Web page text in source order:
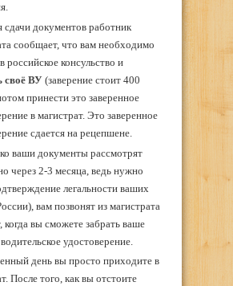
сдачи документов работник
сообщает, что вам необходимо
российское консульство и
своё ВУ(заверение стоит 400
принести это заверенное
в магистрат. Это заверенное
сдается на рецепшене.
ваши документы рассмотрят
через 2-3 месяца, ведь нужно
легальности ваших
вам позвонят из магистрата
когда вы сможете забрать ваше
удостоверение.
день вы просто приходите в
После того, как вы отстоите